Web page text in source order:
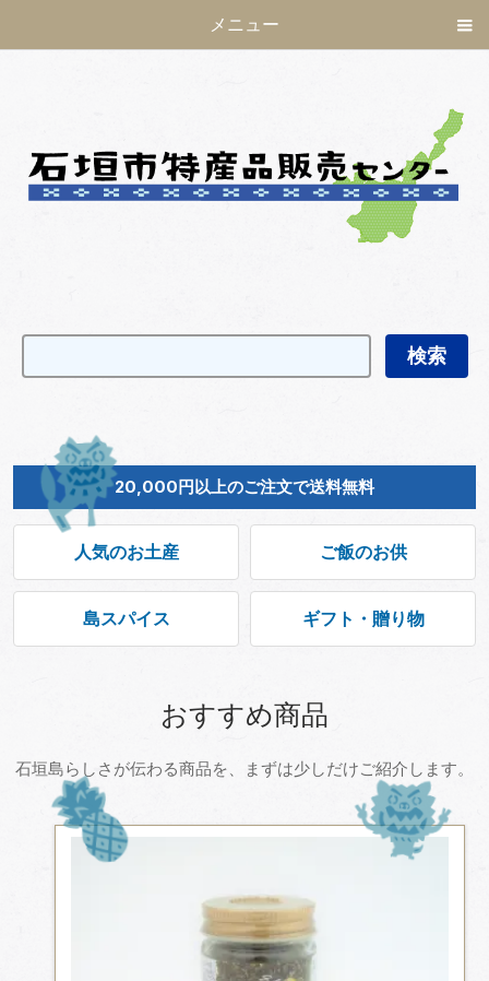
メニュー
20,000円以上のご注文で送料無料
人気のお土産 ご飯のお供
島スパイス ギフト・贈り物
おすすめ商品
石垣島らしさが伝わる商品を、まずは少しだけご紹介します。